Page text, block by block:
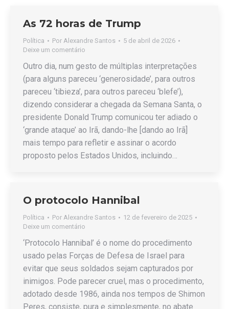
As 72 horas de Trump
Política Por Alexandre Santos
5 de abril de 2026
Deixe um comentário
Outro dia, num gesto de múltiplas interpretações
(para alguns pareceu ‘generosidade’, para outros
pareceu ‘tibieza’, para outros pareceu ‘blefe’),
dizendo considerar a chegada da Semana Santa, o
presidente Donald Trump comunicou ter adiado o
‘grande ataque’ ao Irã, dando-lhe [dando ao Irã]
mais tempo para refletir e assinar o acordo
proposto pelos Estados Unidos, incluindo…
O protocolo Hannibal
Política Por Alexandre Santos
12 de fevereiro de 2025
Deixe um comentário
‘Protocolo Hannibal’ é o nome do procedimento
usado pelas Forças de Defesa de Israel para
evitar que seus soldados sejam capturados por
inimigos. Pode parecer cruel, mas o procedimento,
adotado desde 1986, ainda nos tempos de Shimon
Peres, consiste, pura e simplesmente, no abate